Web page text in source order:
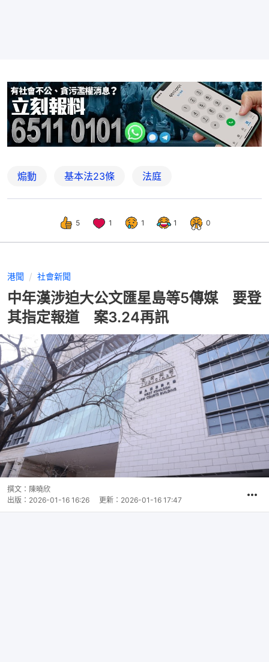
煽動 基本法23條 法庭
5 1 1 1 0
港聞 社會新聞
中年漢涉迫大公文匯星島等5傳媒 要登
其指定報道 案3.24再訊
撰文： 陳曉欣
出版： 2026-01-16 16:26 更新： 2026-01-16 17:47